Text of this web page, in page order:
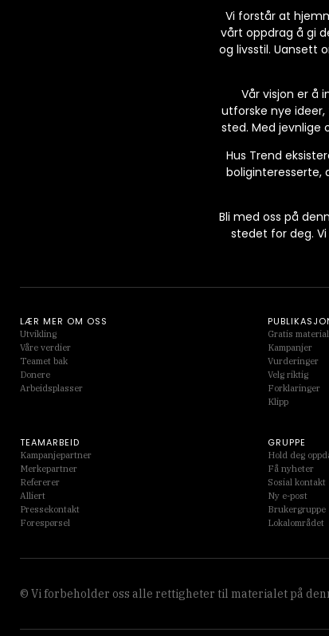
Vi forstår at
vårt oppdrag å gi
og livsstil. Uansett
Vår visjon er å
utforske nye
sted. Med jevnlige
Hus Trend
boliginteresserte,
Bli med oss på
stedet for deg.
© Vi forbeholder oss alle rettigheter til materialet på
LÆR MER OM OSS
Utvikling
Våre verdier
Teamet bak
Donere
Arbeidsplasser
Gratis
Kampanjer
Vurderinger
Velg riktig
Forklaringer
Klipp
TEAMARBEID
Kampanjepartner
Merkepartner
Refererer
Alliert
Pressekontakt
Forespørsel
GRUPPE
Hold deg
Få nyheter
Sosial kontakt
Ny e-post
Brukergruppe
Lokalområdet